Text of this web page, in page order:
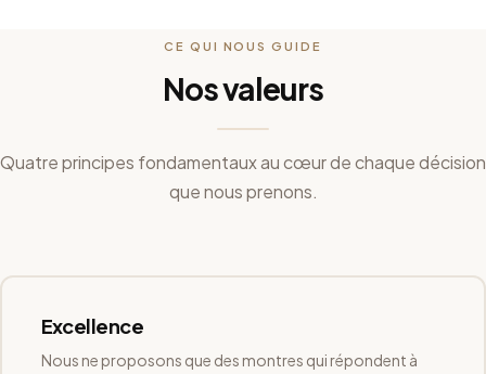
CE QUI NOUS GUIDE
Nos valeurs
Quatre principes fondamentaux au cœur de chaque décision
que nous prenons.
Excellence
Nous ne proposons que des montres qui répondent à